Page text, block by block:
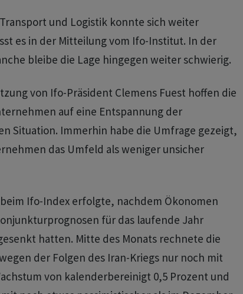
und Logistik konnte sich weiter
es in der Mitteilung vom Ifo-Institut. In der
bleibe die Lage hingegen weiter schwierig.
von Ifo-Präsident Clemens Fuest hoffen die
auf eine Entspannung der
Situation. Immerhin habe die Umfrage gezeigt,
das Umfeld als weniger unsicher
Ifo-Index erfolgte, nachdem Ökonomen
für das laufende Jahr
hatten. Mitte des Monats rechnete die
der Folgen des Iran-Kriegs nur noch mit
von kalenderbereinigt 0,5 Prozent und